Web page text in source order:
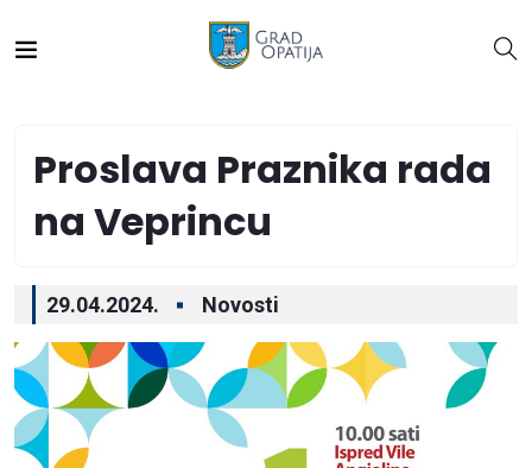
Proslava Praznika rada
na Veprincu
29.04.2024. Novosti